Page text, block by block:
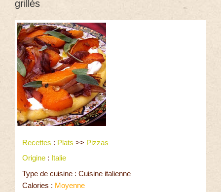
grillés
Recettes : Plats >> Pizzas
Origine : Italie
Type de cuisine : Cuisine italienne
Calories : Moyenne